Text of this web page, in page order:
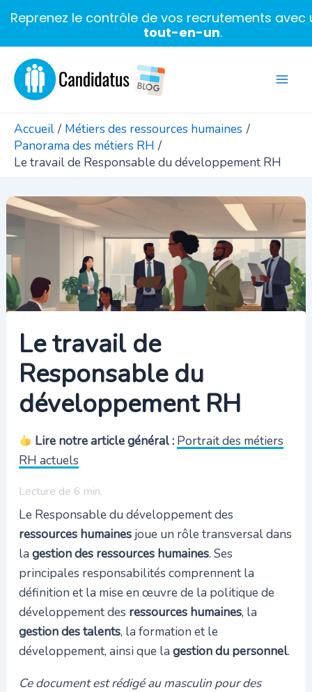
Aller
contenu
Accueil
Métiers des ressources humaines
Panorama des métiers RH
Le travail de Responsable du développement RH
Le travail de
Responsable du
développement RH
Lire notre article général : Portrait des métiers
RH actuels
Lecture de 6 min.
Le Responsable du développement des
ressources humainesjoue un rôle transversal dans
la gestion des ressources humaines. Ses
principales responsabilités comprennent la
définition et la mise en œuvre de la politique de
développement des ressources humaines, la
gestion des talents, la formation et le
développement, ainsi que la gestion du personnel.
Ce document est rédigé au masculin pour des
Reprenez le contrôle de vos recrutements avec
tout-en-un.